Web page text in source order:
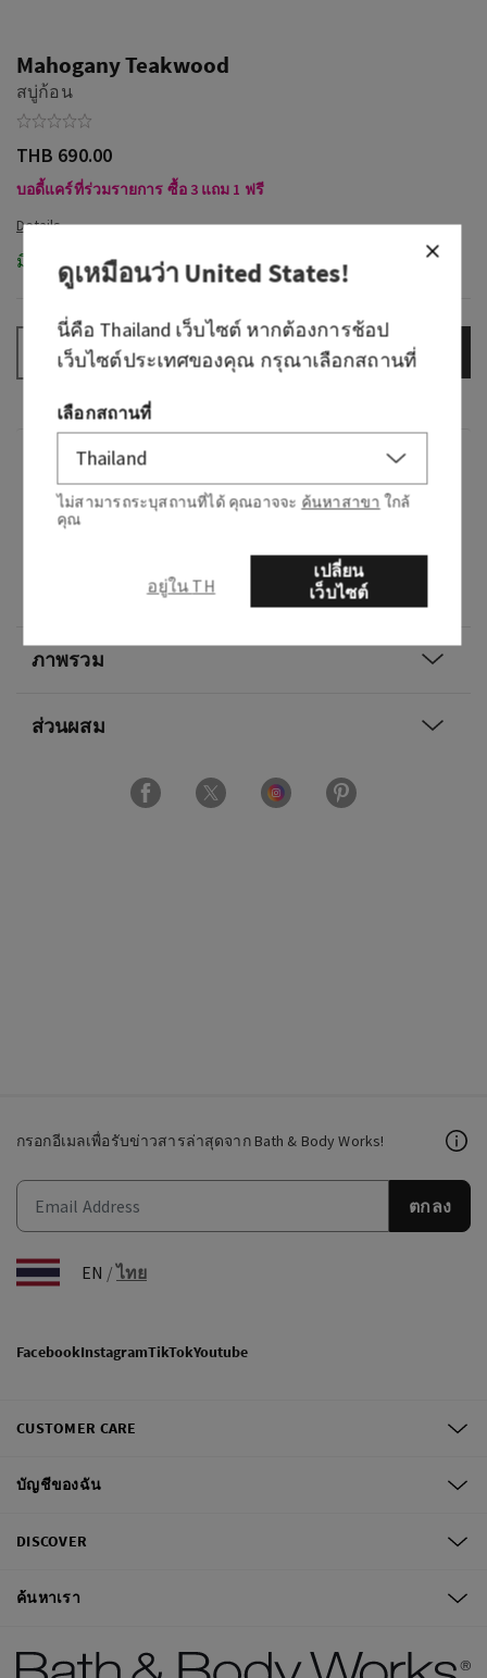
Mahogany Teakwood
สบู่ก้อน
THB 690.00
บอดี้แคร์ที่ร่วมรายการ ซื้อ 3 แถม 1 ฟรี
มีในสต็อก
+ เพิ่มลงกระเป๋า
กลิ่นหอมอย่างไร: เสื้อผ้าฟลานเนลของเขามาเดิน
โน้ต: มะฮอกกานี ไม้สักดำ และลาเวนเดอร์
ภาพรวม
ส่วนผสม
กรอกอีเมลเพื่อรับข่าวสารล่าสุดจาก Bath & Body Works!
ตกลง
EN /ไทย
FacebookInstagramTikTokYoutube
CUSTOMER CARE
บัญชีของฉัน
DISCOVER
ค้นหาเรา
ดูเหมือนว่าUnited States!
นี่คือ Thailand เว็บไซต์ หากต้องการช้อป
เว็บไซต์ประเทศของคุณ กรุณาเลือกสถานที่
เลือกสถานที่
ไม่สามารถระบุสถานที่ได้ คุณอาจจะ ค้นหาสาขา ใกล้
คุณ
อยู่ใน TH
เปลี่ยน
เว็บไซต์